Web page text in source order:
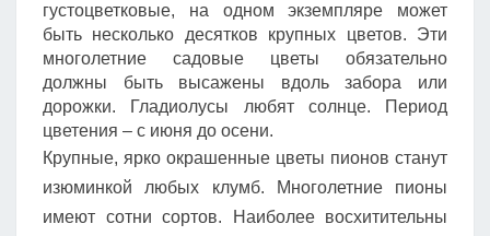
густоцветковые, на одном экземпляре может
быть несколько десятков крупных цветов. Эти
многолетние садовые цветы обязательно
должны быть высажены вдоль забора или
дорожки. Гладиолусы любят солнце. Период
цветения – с июня до осени.
Крупные, ярко окрашенные цветы пионов станут
изюминкой любых клумб. Многолетние пионы
имеют сотни сортов. Наиболее восхитительны